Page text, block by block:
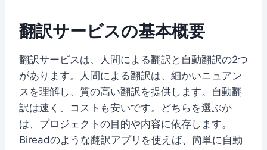
翻訳サービスの基本概要
翻訳サービスは、人間による翻訳と自動翻訳の2つ
があります。人間による翻訳は、細かいニュアン
スを理解し、質の高い翻訳を提供します。自動翻
訳は速く、コストも安いです。どちらを選ぶか
は、プロジェクトの目的や内容に依存します。
Bireadのような翻訳アプリを使えば、簡単に自動